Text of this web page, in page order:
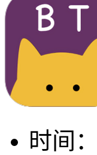
时间：